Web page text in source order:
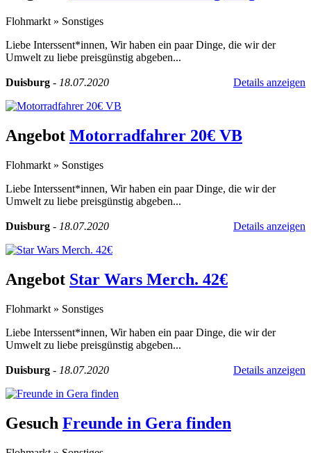
Flohmarkt » Sonstiges
Liebe Interssent*innen, Wir haben ein paar Dinge, die wir der
Umwelt zu liebe preisgünstig abgeben...
Duisburg - 18.07.2020 Details anzeigen
Angebot Motorradfahrer 20€ VB
Flohmarkt » Sonstiges
Liebe Interssent*innen, Wir haben ein paar Dinge, die wir der
Umwelt zu liebe preisgünstig abgeben...
Duisburg - 18.07.2020 Details anzeigen
Angebot Star Wars Merch. 42€
Flohmarkt » Sonstiges
Liebe Interssent*innen, Wir haben ein paar Dinge, die wir der
Umwelt zu liebe preisgünstig abgeben...
Duisburg - 18.07.2020 Details anzeigen
Gesuch Freunde in Gera finden